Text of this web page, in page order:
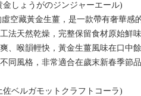
しょうがのジンジャーエール)
空藏黃金生薑，是一款帶有奢華感
法天然乾燥，完整保留食材原始鮮
、喉韻輕快，黃金生薑風味在口中
同風格，非常適合在歲末新春季節
ベルガモットクラフトコーラ)